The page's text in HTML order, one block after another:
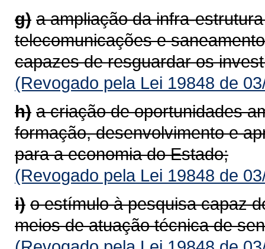
g) a ampliação da infra-
telecomunicações e
capazes de resguardar os
(Revogado pela Lei 19848 de
h) a criação de oportunidades
formação, desenvolvimento e
para a economia do Estado;
(Revogado pela Lei 19848 de
i) o estímulo à pesquisa capaz
meios de atuação técnica de